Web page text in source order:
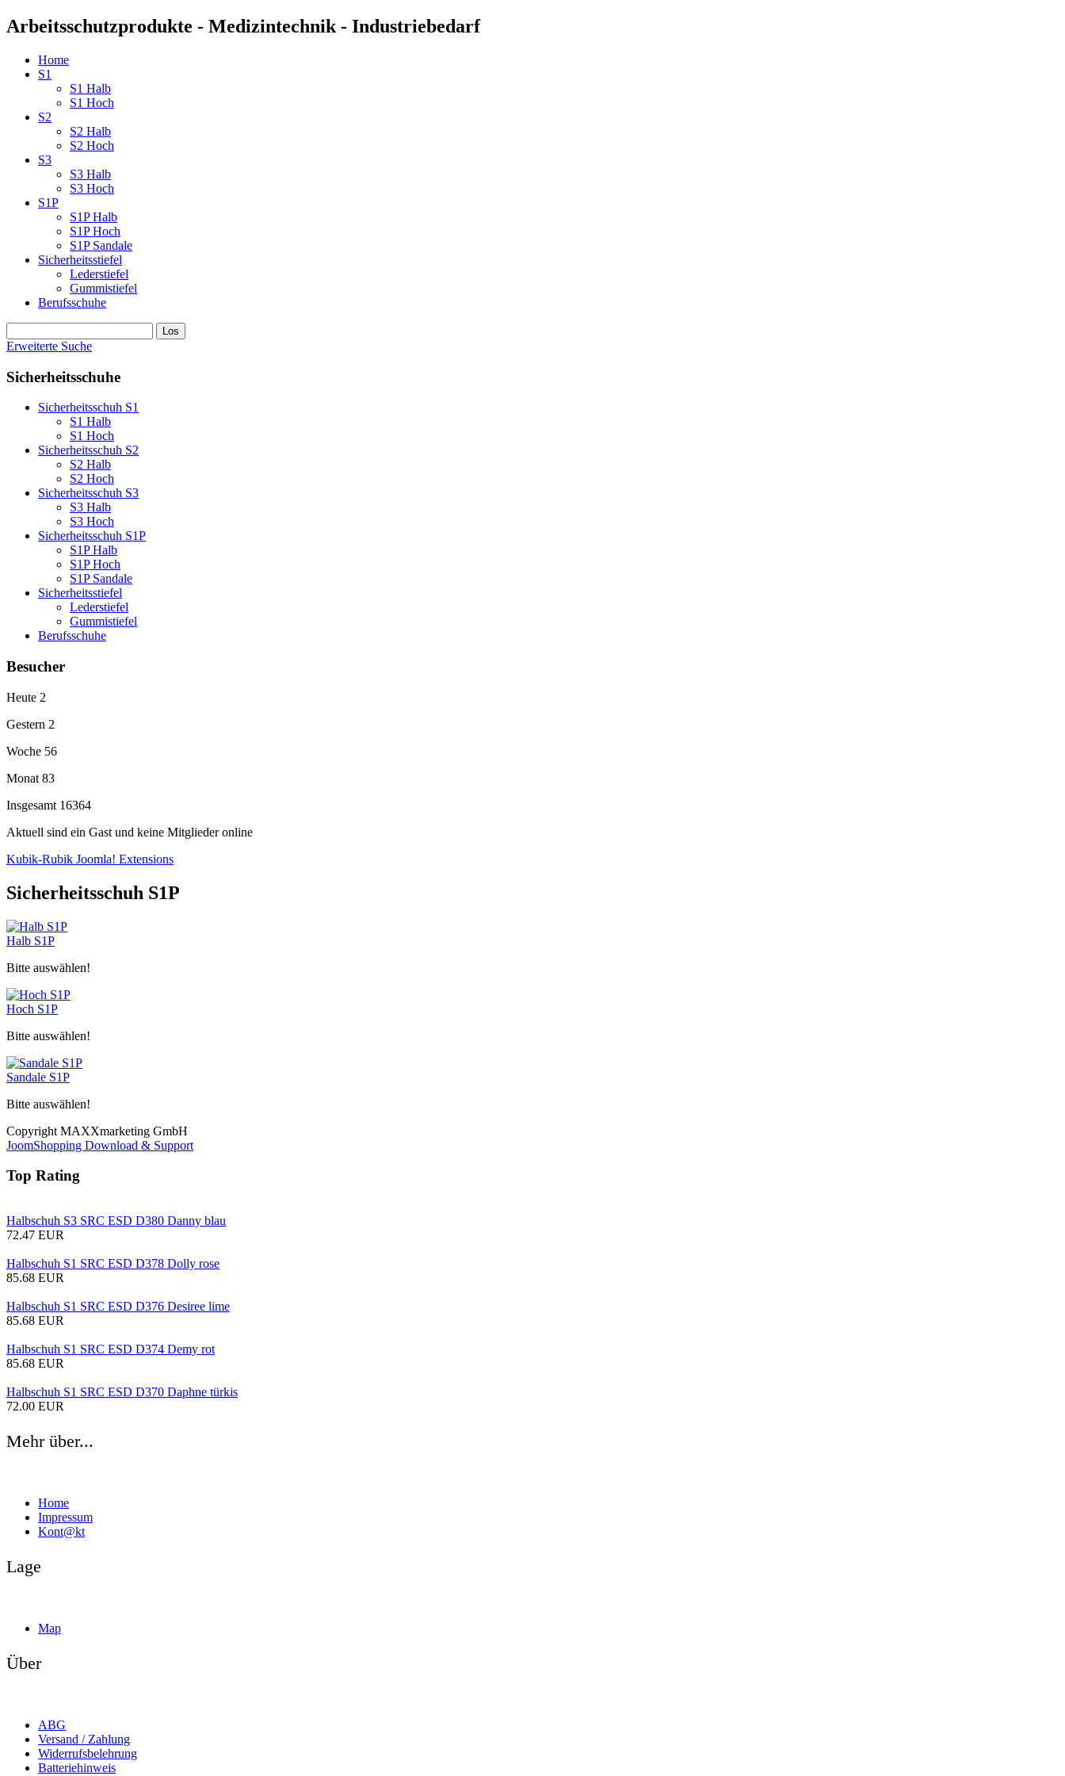
Arbeitsschutzprodukte - Medizintechnik - Industriebedarf
Home
S1
S1 Halb
S1 Hoch
S2
S2 Halb
S2 Hoch
S3
S3 Halb
S3 Hoch
S1P
S1P Halb
S1P Hoch
S1P Sandale
Sicherheitsstiefel
Lederstiefel
Gummistiefel
Berufsschuhe
Erweiterte Suche
Sicherheitsschuhe
Sicherheitsschuh S1
S1 Halb
S1 Hoch
Sicherheitsschuh S2
S2 Halb
S2 Hoch
Sicherheitsschuh S3
S3 Halb
S3 Hoch
Sicherheitsschuh S1P
S1P Halb
S1P Hoch
S1P Sandale
Sicherheitsstiefel
Lederstiefel
Gummistiefel
Berufsschuhe
Besucher
Heute 2
Gestern 2
Woche 56
Monat 83
Insgesamt 16364
Aktuell sind ein Gast und keine Mitglieder online
Kubik-Rubik Joomla! Extensions
Sicherheitsschuh S1P
Halb S1P
Bitte auswählen!
Hoch S1P
Bitte auswählen!
Sandale S1P
Bitte auswählen!
Copyright MAXXmarketing GmbH
JoomShopping Download & Support
Top Rating
Halbschuh S3 SRC ESD D380 Danny blau
72.47 EUR
Halbschuh S1 SRC ESD D378 Dolly rose
85.68 EUR
Halbschuh S1 SRC ESD D376 Desiree lime
85.68 EUR
Halbschuh S1 SRC ESD D374 Demy rot
85.68 EUR
Halbschuh S1 SRC ESD D370 Daphne türkis
72.00 EUR
Mehr über...
Home
Impressum
Kont@kt
Lage
Map
Über
ABG
Versand / Zahlung
Widerrufsbelehrung
Batteriehinweis